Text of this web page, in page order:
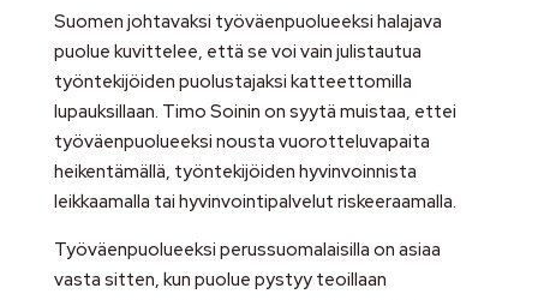
Suomen johtavaksi työväenpuolueeksi halajava
puolue kuvittelee, että se voi vain julistautua
työntekijöiden puolustajaksi katteettomilla
lupauksillaan. Timo Soinin on syytä muistaa, ettei
työväenpuolueeksi nousta vuorotteluvapaita
heikentämällä, työntekijöiden hyvinvoinnista
leikkaamalla tai hyvinvointipalvelut riskeeraamalla.
Työväenpuolueeksi perussuomalaisilla on asiaa
vasta sitten, kun puolue pystyy teoillaan